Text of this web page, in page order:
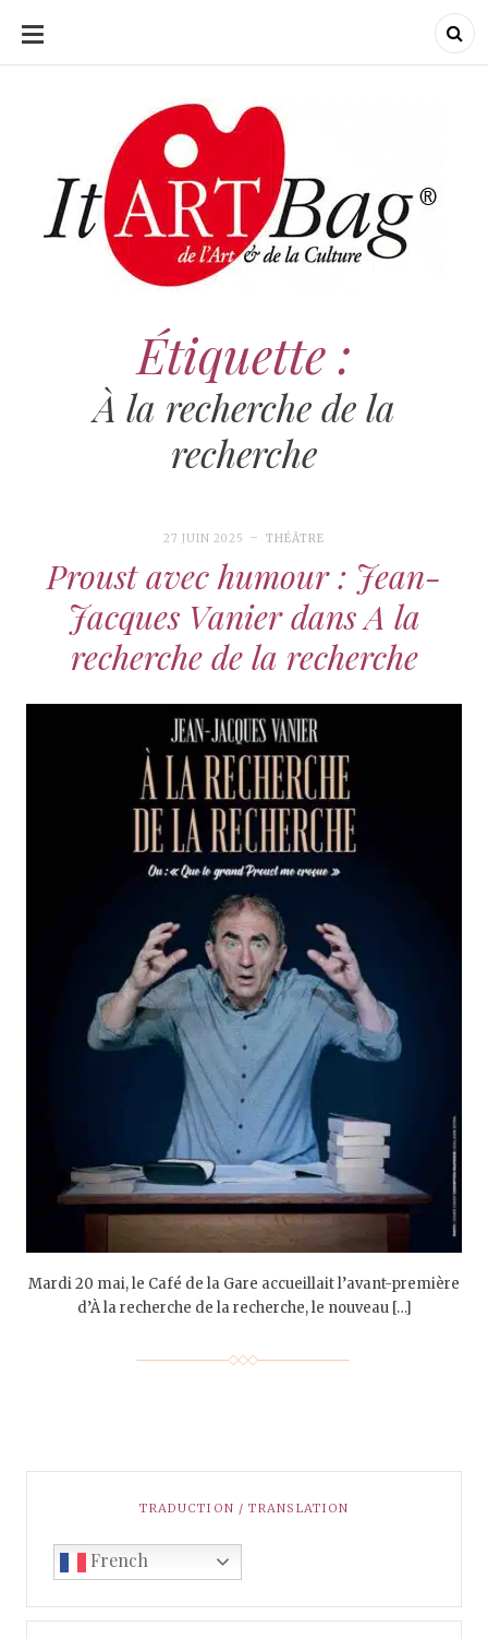
ALLER
CONTENU
ItArtBag
ItArtBag
Étiquette :
À la recherche de la
recherche
27 JUIN 2025 THÉÂTRE
Proust avec humour : Jean-
Jacques Vanier dans A la
recherche de la recherche
Mardi 20 mai, le Café de la Gare accueillait l’avant-première
d’À la recherche de la recherche, le nouveau […]
TRADUCTION / TRANSLATION
French